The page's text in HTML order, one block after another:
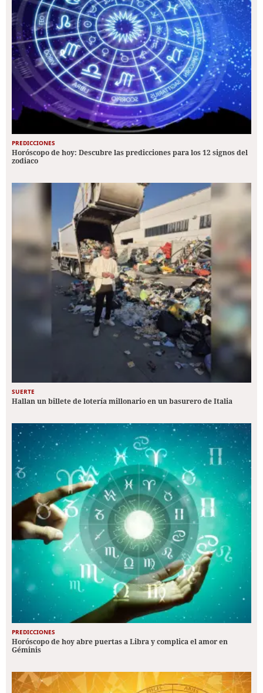
PREDICCIONES
Horóscopo de hoy: Descubre las predicciones para los 12 signos del
zodiaco
SUERTE
Hallan un billete de lotería millonario en un basurero de Italia
PREDICCIONES
Horóscopo de hoy abre puertas a Libra y complica el amor en
Géminis